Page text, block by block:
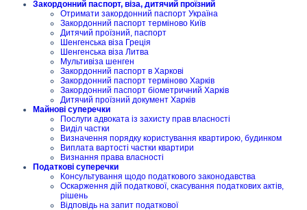
Закордонний паспорт, віза, дитячий проїзний
Отримати закордонний паспорт Україна
Закордонний паспорт терміново Київ
Дитячий проїзний, паспорт
Шенгенська віза Греція
Шенгенська віза Литва
Мультивіза шенген
Закордонний паспорт в Харкові
Закордонний паспорт терміново Харків
Закордонний паспорт біометричний Харків
Дитячий проїзний документ Харків
Майнові суперечки
Послуги адвоката із захисту прав власності
Виділ частки
Визначення порядку користування квартирою, будинком
Виплата вартості частки квартири
Визнання права власності
Податкові суперечки
Консультування щодо податкового законодавства
Оскарження дій податкової, скасування податкових актів,
рішень
Відповідь на запит податкової